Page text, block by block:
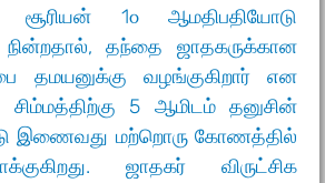
சூரியன் 1௦ ஆமதிபதியோடு
தந்தை ஜாதகருக்கான
தமயனுக்கு வழங்குகிறார் என
சிம்மத்திற்கு 5 ஆமிடம் தனுசின்
இணைவது மற்றொரு கோணத்தில்
ஜாதகர் விருட்சிக